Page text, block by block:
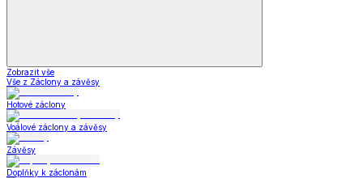
Zobrazit vše
Vše z Záclony a závěsy
Hotové záclony
Voálové záclony a závěsy
Závěsy
Doplňky k záclonám